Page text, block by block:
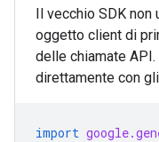
Il vecchio SDK
oggetto client di
delle chiamate
direttamente con
import